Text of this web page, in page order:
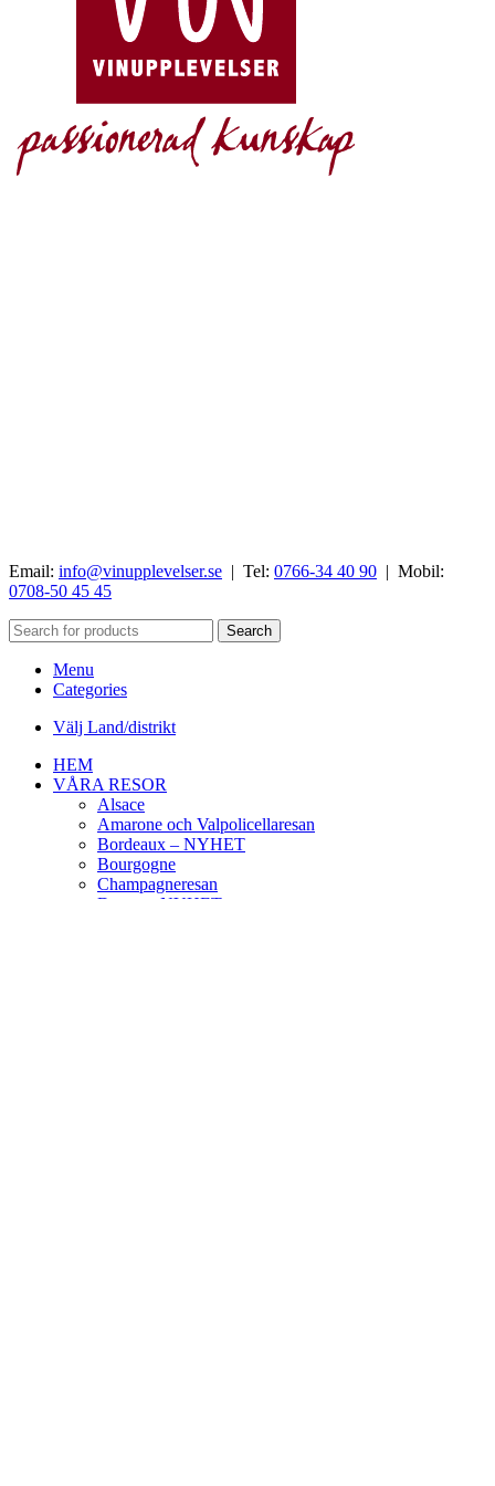
Email: info@vinupplevelser.se | Tel: 0766-34 40 90 | Mobil:
0708-50 45 45
Search
Menu
Categories
Välj Land/distrikt
HEM
VÅRA RESOR
Alsace
Amarone och Valpolicellaresan
Bordeaux – NYHET
Bourgogne
Champagneresan
Douro – NYHET